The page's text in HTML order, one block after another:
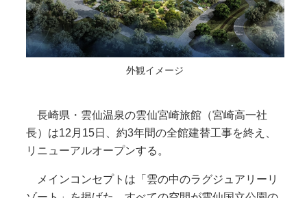
外観イメージ
長崎県・雲仙温泉の雲仙宮崎旅館（宮崎高一社
長）は12月15日、約3年間の全館建替工事を終え、
リニューアルオープンする。
メインコンセプトは「雲の中のラグジュアリーリ